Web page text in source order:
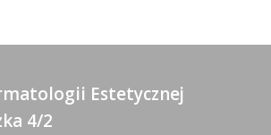
Estetycznej
4/2